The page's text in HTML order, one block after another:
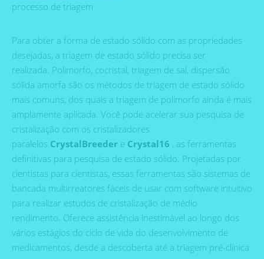
processo de triagem
Para obter a forma de estado sólido com as propriedades
desejadas, a triagem de estado sólido precisa ser
realizada. Polimorfo, cocristal, triagem de sal, dispersão
sólida amorfa são os métodos de triagem de estado sólido
mais comuns, dos quais a triagem de polimorfo ainda é mais
amplamente aplicada. Você pode acelerar sua pesquisa de
cristalização com os cristalizadores
paralelos CrystalBreeder e Crystal16 , as ferramentas
definitivas para pesquisa de estado sólido. Projetadas por
cientistas para cientistas, essas ferramentas são sistemas de
bancada multirreatores fáceis de usar com software intuitivo
para realizar estudos de cristalização de médio
rendimento. Oferece assistência inestimável ao longo dos
vários estágios do ciclo de vida do desenvolvimento de
medicamentos, desde a descoberta até a triagem pré-clínica